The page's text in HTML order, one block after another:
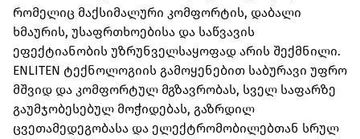
რომელიც მაქსიმალური კომფორტის, დაბალი
ხმაურის, უსაფრთხოებისა და საწვავის
ეფექტიანობის უზრუნველსაყოფად არის შექმნილი.
ENLITEN ტექნოლოგიის გამოყენებით საბურავი უფრო
მშვიდ და კომფორტულ მგზავრობას, სველ საფარზე
გაუმჯობესებულ მოჭიდებას, გაზრდილ
ცვეთამედეგობასა და ელექტრომობილებთან სრულ